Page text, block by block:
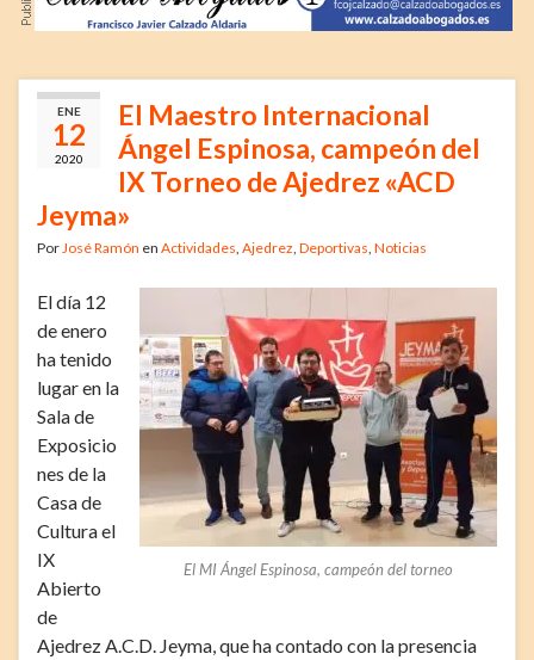
ENE
12
2020
El Maestro Internacional
Ángel Espinosa, campeón del
IX Torneo de Ajedrez «ACD
Jeyma»
Por José Ramón en Actividades Ajedrez Deportivas Noticias
El MI Ángel Espinosa, campeón del torneo
El día 12
de enero
ha tenido
lugar en la
Sala de
Exposicio
nes de la
Casa de
Cultura el
IX
Abierto
de
Ajedrez A.C.D. Jeyma, que ha contado con la presencia